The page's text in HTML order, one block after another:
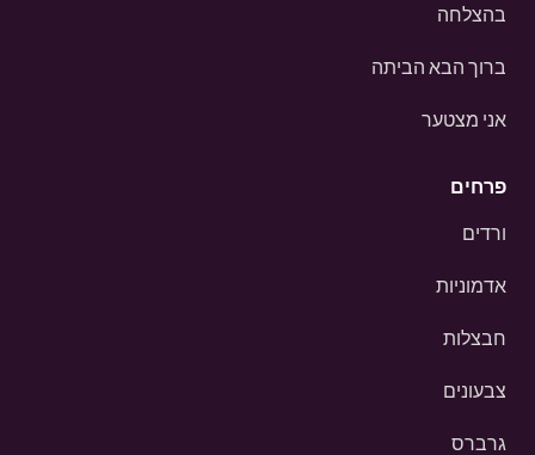
בהצלחה
ברוך הבא הביתה
אני מצטער
פרחים
ורדים
אדמוניות
חבצלות
צבעונים
גרברס